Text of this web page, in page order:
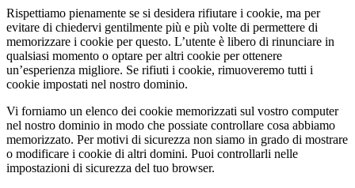
Rispettiamo pienamente se si desidera rifiutare i cookie, ma per
evitare di chiedervi gentilmente più e più volte di permettere di
memorizzare i cookie per questo. L’utente è libero di rinunciare in
qualsiasi momento o optare per altri cookie per ottenere
un’esperienza migliore. Se rifiuti i cookie, rimuoveremo tutti i
cookie impostati nel nostro dominio.
Vi forniamo un elenco dei cookie memorizzati sul vostro computer
nel nostro dominio in modo che possiate controllare cosa abbiamo
memorizzato. Per motivi di sicurezza non siamo in grado di mostrare
o modificare i cookie di altri domini. Puoi controllarli nelle
impostazioni di sicurezza del tuo browser.